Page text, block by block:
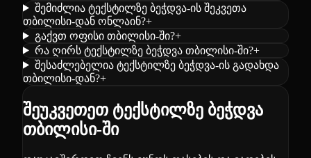
შემიძლია ტექსტილზე ბეჭდვა-ის შეკვეთა
თბილისი-დან ონლაინ?+
გაქვთ ოფისი თბილისი-ში?+
რა ღირს ტექსტილზე ბეჭდვა თბილისი-ში?+
შესაძლებელია ტექსტილზე ბეჭდვა-ის გადახდა
თბილისი-დან?+
შეუკვეთეთ ტექსტილზე ბეჭდვა
თბილისი-ში